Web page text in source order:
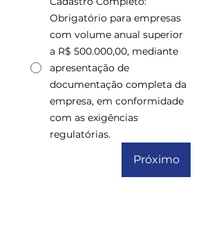
Obrigatório para empresas
com volume anual superior
a R$ 500.000,00, mediante
apresentação de
documentação completa da
empresa, em conformidade
com as exigências
regulatórias.
Próximo